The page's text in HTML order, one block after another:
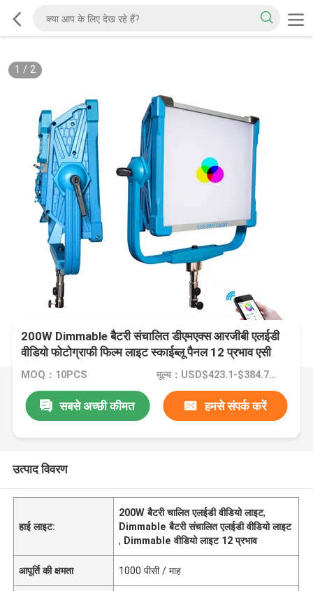
1 / 2
200W Dimmable बैटरी संचालित डीएमएक्स आरजीबी एलईडी
वीडियो फोटोग्राफी फिल्म लाइट स्काईब्लू पैनल 12 प्रभाव एसी
डीसी
MOQ：10PCS मूल्य：USD$423.1-$384.7/pcs
सबसे अच्छी कीमत हमसे संपर्क करें
उत्पाद विवरण
हाई लाइट:
200W बैटरी चालित एलईडी वीडियो लाइट,
Dimmable बैटरी संचालित एलईडी वीडियो लाइट
, Dimmable वीडियो लाइट 12 प्रभाव
आपूर्ति की क्षमता 1000 पीसी / माह